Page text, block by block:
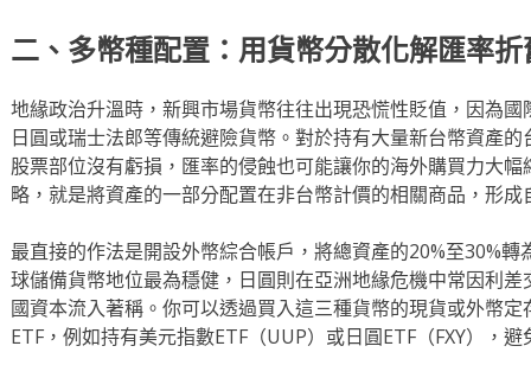
二、多幣種配置：用貨幣分散化解匯率
地緣政治升溫時，新興市場貨幣往往出現恐慌性貶值，因為
日圓或瑞士法郎等傳統避險貨幣。對於持有大量新台幣資產
股票部位沒有虧損，匯率的侵蝕也可能讓你的海外購買力大
略，就是將資產的一部分配置在非台幣計價的相關商品，形成
最直接的作法是開設外幣綜合帳戶，將總資產的20%至30%
球儲備貨幣地位最為穩健，日圓則在亞洲地緣危機中常因利
國資本流入著稱。你可以透過買入這三種貨幣的現貨或外幣
ETF，例如持有美元指數ETF（UUP）或日圓ETF（FXY），